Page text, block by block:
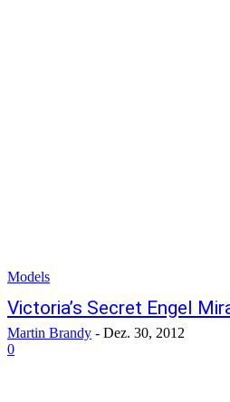
Models
Victoria’s Secret Engel
Martin Brandy - Dez. 30, 2012
0